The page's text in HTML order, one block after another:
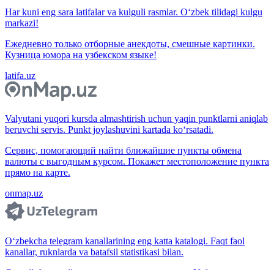
Har kuni eng sara latifalar va kulguli rasmlar. O‘zbek tilidagi kulgu
markazi!
Ежедневно только отборные анекдоты, смешные картинки.
Кузница юмора на узбекском языке!
latifa.uz
Valyutani yuqori kursda almashtirish uchun yaqin punktlarni aniqlab
beruvchi servis. Punkt joylashuvini kartada ko‘rsatadi.
Сервис, помогающий найти ближайшие пункты обмена
валюты с выгодным курсом. Покажет местоположение пункта
прямо на карте.
onmap.uz
O‘zbekcha telegram kanallarining eng katta katalogi. Faqt faol
kanallar, ruknlarda va batafsil statistikasi bilan.